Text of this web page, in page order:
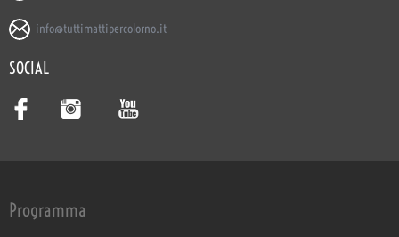
info@tuttimattipercolorno.it
SOCIAL
Programma